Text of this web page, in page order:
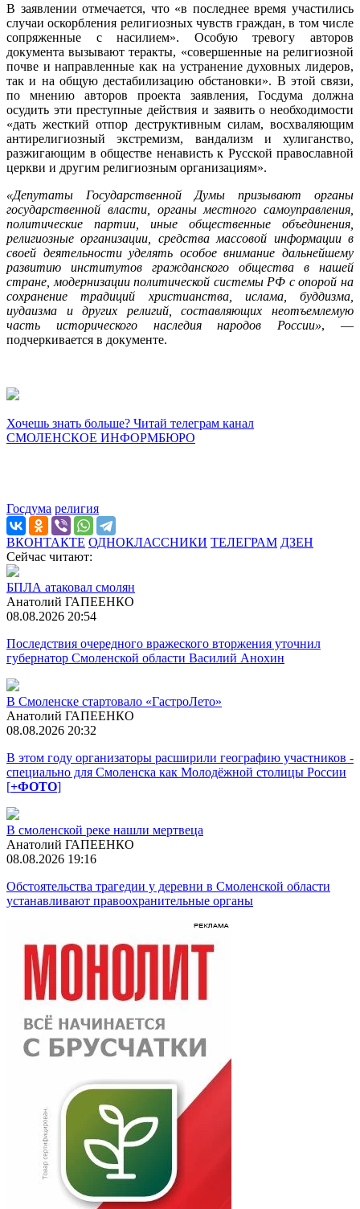
В заявлении отмечается, что «в последнее время участились
случаи оскорбления религиозных чувств граждан, в том числе
сопряженные с насилием». Особую тревогу авторов
документа вызывают теракты, «совершенные на религиозной
почве и направленные как на устранение духовных лидеров,
так и на общую дестабилизацию обстановки». В этой связи,
по мнению авторов проекта заявления, Госдума должна
осудить эти преступные действия и заявить о необходимости
«дать жесткий отпор деструктивным силам, восхваляющим
антирелигиозный экстремизм, вандализм и хулиганство,
разжигающим в обществе ненависть к Русской православной
церкви и другим религиозным организациям».
«Депутаты Государственной Думы призывают органы
государственной власти, органы местного самоуправления,
политические партии, иные общественные объединения,
религиозные организации, средства массовой информации в
своей деятельности уделять особое внимание дальнейшему
развитию институтов гражданского общества в нашей
стране, модернизации политической системы РФ с опорой на
сохранение традиций христианства, ислама, буддизма,
иудаизма и других религий, составляющих неотъемлемую
часть исторического наследия народов России», —
подчеркивается в документе.
Хочешь знать больше? Читай телеграм канал
СМОЛЕНСКОЕ ИНФОРМБЮРО
Госдума религия
ВКОНТАКТЕ ОДНОКЛАССНИКИ ТЕЛЕГРАМ ДЗЕН
Сейчас читают:
БПЛА атаковал смолян
Анатолий ГАПЕЕНКО
08.08.2026 20:54
Последствия очередного вражеского вторжения уточнил
губернатор Смоленской области Василий Анохин
В Смоленске стартовало «ГастроЛето»
Анатолий ГАПЕЕНКО
08.08.2026 20:32
В этом году организаторы расширили географию участников -
специально для Смоленска как Молодёжной столицы России
[+ФОТО]
В смоленской реке нашли мертвеца
Анатолий ГАПЕЕНКО
08.08.2026 19:16
Обстоятельства трагедии у деревни в Смоленской области
устанавливают правоохранительные органы